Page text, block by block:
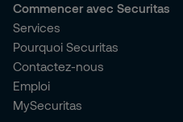
Commencer avec Securitas
Services
Pourquoi Securitas
Contactez-nous
Emploi
MySecuritas